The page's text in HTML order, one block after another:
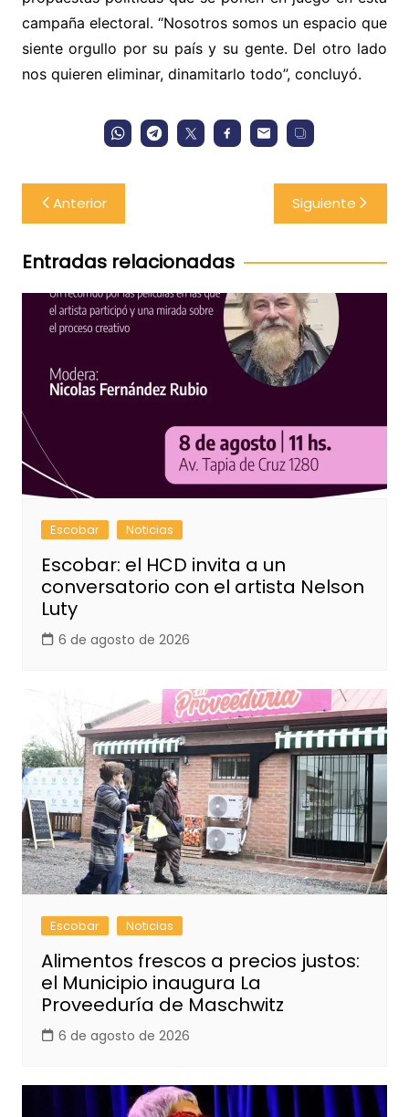
campaña electoral. “Nosotros somos un espacio que
siente orgullo por su país y su gente. Del otro lado
nos quieren eliminar, dinamitarlo todo”, concluyó.
Navegación
de
entradas
Anterior Siguiente
Entradas relacionadas
Escobar Noticias
Escobar: el HCD invita a un
conversatorio con el artista Nelson
Luty
6 de agosto de 2026
Escobar Noticias
Alimentos frescos a precios justos:
el Municipio inaugura La
Proveeduría de Maschwitz
6 de agosto de 2026